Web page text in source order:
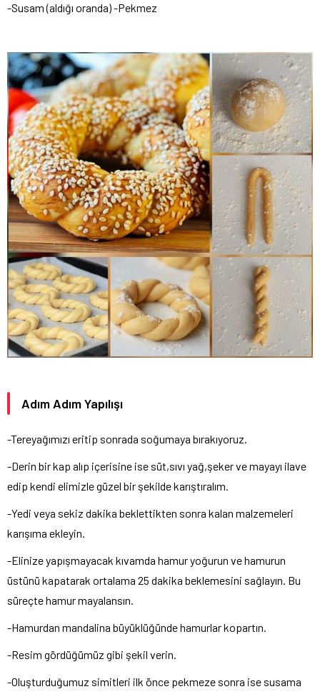
-Susam (aldığı oranda) -Pekmez
Adım Adım Yapılışı
-Tereyağımızı eritip sonrada soğumaya bırakıyoruz.
-Derin bir kap alıp içerisine ise süt,sıvı yağ,şeker ve mayayı ilave
edip kendi elimizle güzel bir şekilde karıştıralım.
-Yedi veya sekiz dakika beklettikten sonra kalan malzemeleri
karışıma ekleyin.
-Elinize yapışmayacak kıvamda hamur yoğurun ve hamurun
üstünü kapatarak ortalama 25 dakika beklemesini sağlayın. Bu
süreçte hamur mayalansın.
-Hamurdan mandalina büyüklüğünde hamurlar kopartın.
-Resim gördüğümüz gibi şekil verin.
-Oluşturduğumuz simitleri ilk önce pekmeze sonra ise susama